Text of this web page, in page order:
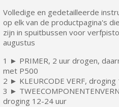
Volledige en gedetailleerde
op elk van de productpagina's
zijn in spuitbussen voor
augustus
1 ► PRIMER, 2 uur drogen,
met P500
2 ► KLEURCODE VERF, droging
3 ►
droging 12-24 uur